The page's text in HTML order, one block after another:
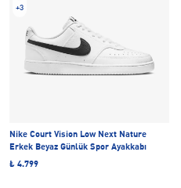
+3
Nike Court Vision Low Next Nature
Erkek Beyaz Günlük Spor Ayakkabı
₺ 4.799